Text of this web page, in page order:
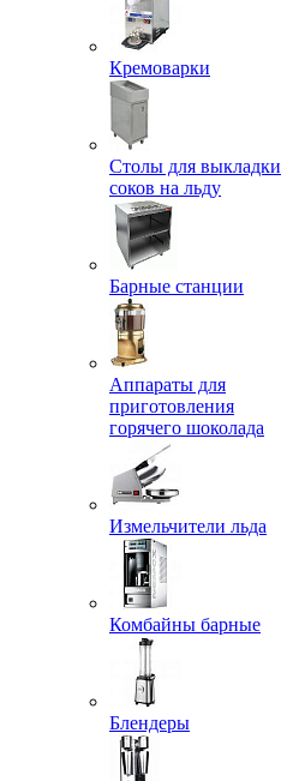
Кремоварки
Столы для выкладки
соков на льду
Барные станции
Аппараты для
приготовления
горячего шоколада
Измельчители льда
Комбайны барные
Блендеры